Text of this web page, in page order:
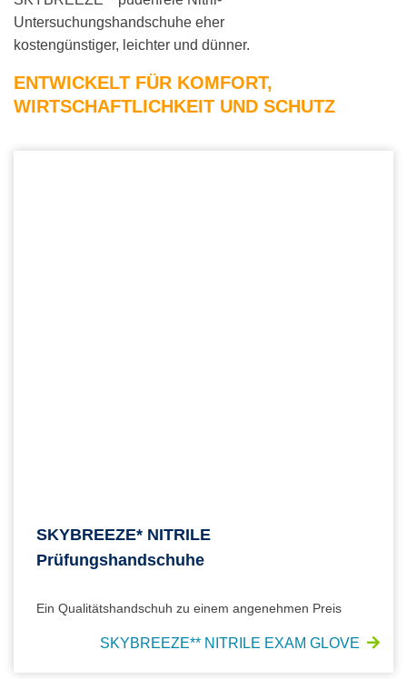
Untersuchungshandschuhe eher
kostengünstiger, leichter und dünner.
ENTWICKELT FÜR KOMFORT,
WIRTSCHAFTLICHKEIT UND SCHUTZ
SKYBREEZE* NITRILE
Prüfungshandschuhe
Ein Qualitätshandschuh zu einem angenehmen Preis
SKYBREEZE** NITRILE EXAM GLOVE